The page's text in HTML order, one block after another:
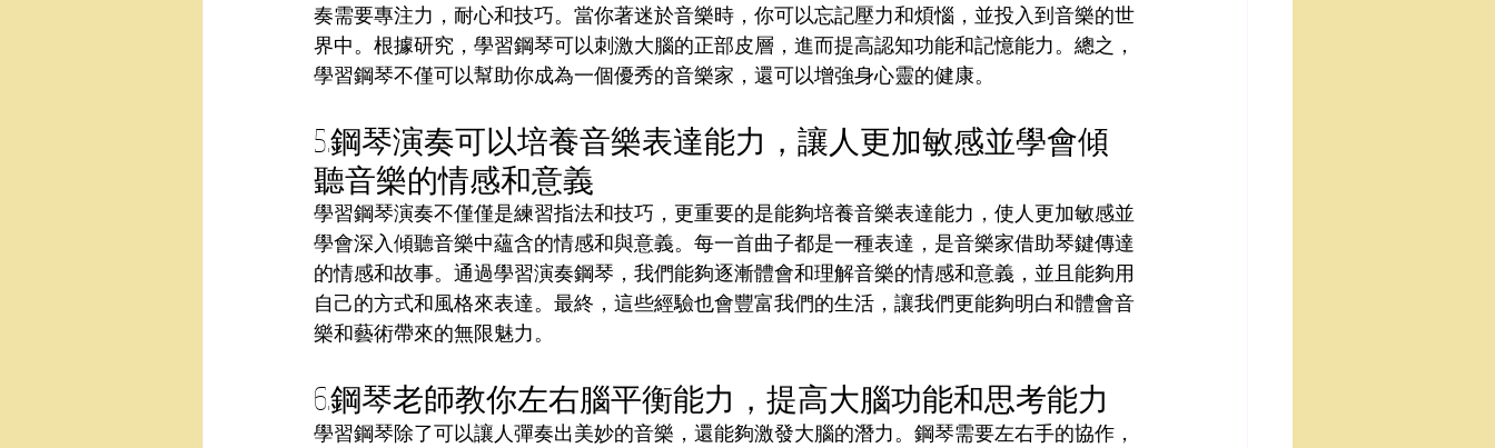
奏需要專注力，耐心和技巧。當你著迷於音樂時，你可以忘記壓力和煩惱，並投入到音樂的世
界中。根據研究，學習鋼琴可以刺激大腦的正部皮層，進而提高認知功能和記憶能力。總之，
學習鋼琴不僅可以幫助你成為一個優秀的音樂家，還可以增強身心靈的健康。
5.鋼琴演奏可以培養音樂表達能力，讓人更加敏感並學會傾
聽音樂的情感和意義
學習鋼琴演奏不僅僅是練習指法和技巧，更重要的是能夠培養音樂表達能力，使人更加敏感並
學會深入傾聽音樂中蘊含的情感和與意義。每一首曲子都是一種表達，是音樂家借助琴鍵傳達
的情感和故事。通過學習演奏鋼琴，我們能夠逐漸體會和理解音樂的情感和意義，並且能夠用
自己的方式和風格來表達。最終，這些經驗也會豐富我們的生活，讓我們更能夠明白和體會音
樂和藝術帶來的無限魅力。
6.鋼琴老師教你左右腦平衡能力，提高大腦功能和思考能力
學習鋼琴除了可以讓人彈奏出美妙的音樂，還能夠激發大腦的潛力。鋼琴需要左右手的協作，